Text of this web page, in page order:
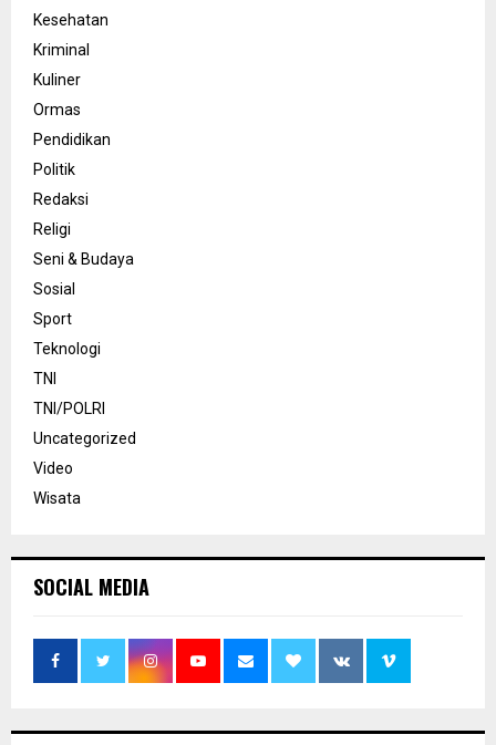
Kesehatan
Kriminal
Kuliner
Ormas
Pendidikan
Politik
Redaksi
Religi
Seni & Budaya
Sosial
Sport
Teknologi
TNI
TNI/POLRI
Uncategorized
Video
Wisata
SOCIAL MEDIA